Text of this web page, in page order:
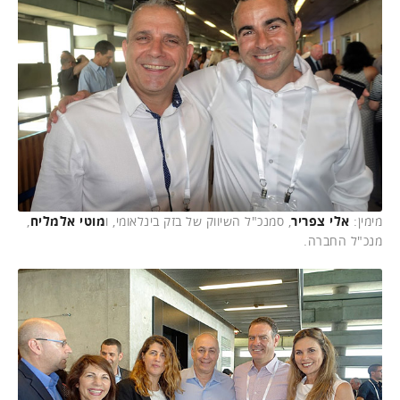
מימין: אלי צפריר, סמנכ"ל השיווק של בזק בינלאומי, ומוטי אלמליח,
מנכ"ל החברה.